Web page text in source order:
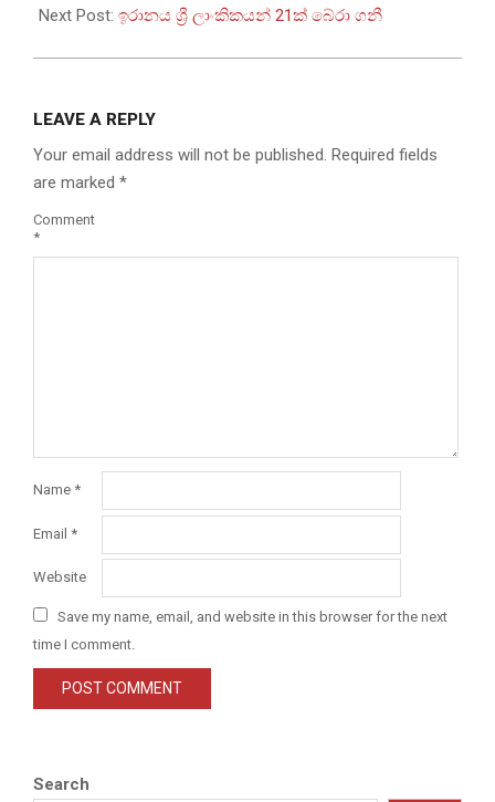
Next Post: ඉරානය ශ්‍රී ලාංකිකයන් 21ක් බේරා ගනී
LEAVE A REPLY
Your email address will not be published. Required fields
are marked *
Comment
*
Name *
Email *
Website
Save my name, email, and website in this browser for the next
time I comment.
Search